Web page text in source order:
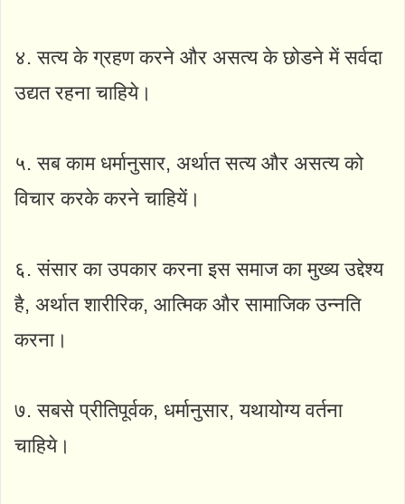
४. सत्य के ग्रहण करने और असत्य के छोडने में सर्वदा
उद्यत रहना चाहिये।
५. सब काम धर्मानुसार, अर्थात सत्य और असत्य को
विचार करके करने चाहियें।
६. संसार का उपकार करना इस समाज का मुख्य उद्देश्य
है, अर्थात शारीरिक, आत्मिक और सामाजिक उन्नति
करना।
७. सबसे प्रीतिपूर्वक, धर्मानुसार, यथायोग्य वर्तना
चाहिये।